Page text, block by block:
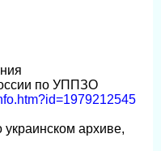
по УППЗО
архиве,